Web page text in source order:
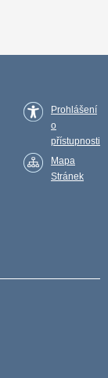
Prohlášení
o
přístupnosti
Mapa
Stránek